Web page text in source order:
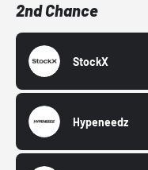
2nd Chance
StockX
Hypeneedz